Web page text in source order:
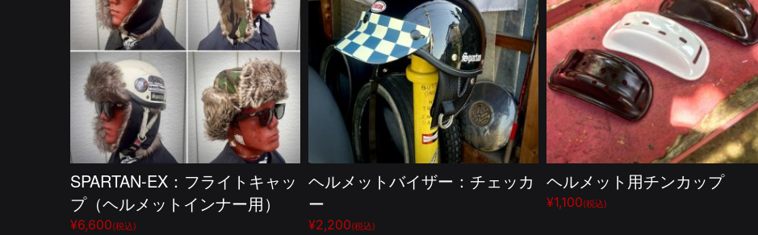
SPARTAN-EX：フライトキャッ
プ（ヘルメットインナー用）
¥6,600(税込)
ヘルメットバイザー：チェッカ
ー
¥2,200(税込)
ヘルメット用チンカップ
¥1,100(税込)